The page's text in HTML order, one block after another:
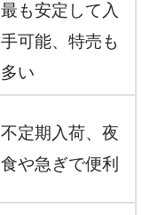
最も安定して入
手可能、特売も
多い
不定期入荷、夜
食や急ぎで便利